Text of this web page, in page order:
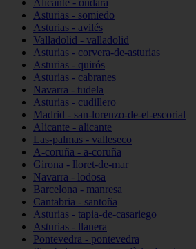
Alicante - ondara
Asturias - somiedo
Asturias - avilés
Valladolid - valladolid
Asturias - corvera-de-asturias
Asturias - quirós
Asturias - cabranes
Navarra - tudela
Asturias - cudillero
Madrid - san-lorenzo-de-el-escorial
Alicante - alicante
Las-palmas - valleseco
A-coruña - a-coruña
Girona - lloret-de-mar
Navarra - lodosa
Barcelona - manresa
Cantabria - santoña
Asturias - tapia-de-casariego
Asturias - llanera
Pontevedra - pontevedra